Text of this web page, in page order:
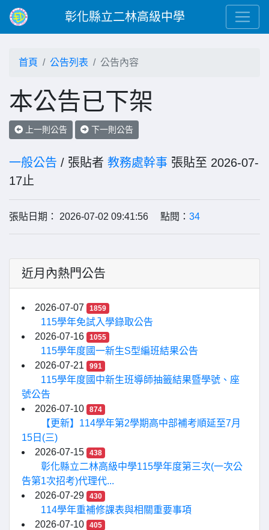
彰化縣立二林高級中學
首頁 公告列表 公告內容
本公告已下架
上一則公告 下一則公告
一般公告 / 張貼者 教務處幹事 張貼至 2026-07-
17止
張貼日期： 2026-07-02 09:41:56 點閱： 34
近月內熱門公告
2026-07-07 1859
115學年免試入學錄取公告
2026-07-16
1055
115學年度國一新生S型編班結果公告
2026-07-21
991
115學年度國中新生班導師抽籤結果暨學號、座
號公告
2026-07-10
874
【更新】114學年第2學期高中部補考順延至7月
15日(三)
2026-07-15
438
彰化縣立二林高級中學115學年度第三次(一次公
告第1次招考)代理代...
2026-07-29
430
114學年重補修課表與相關重要事項
2026-07-10
405